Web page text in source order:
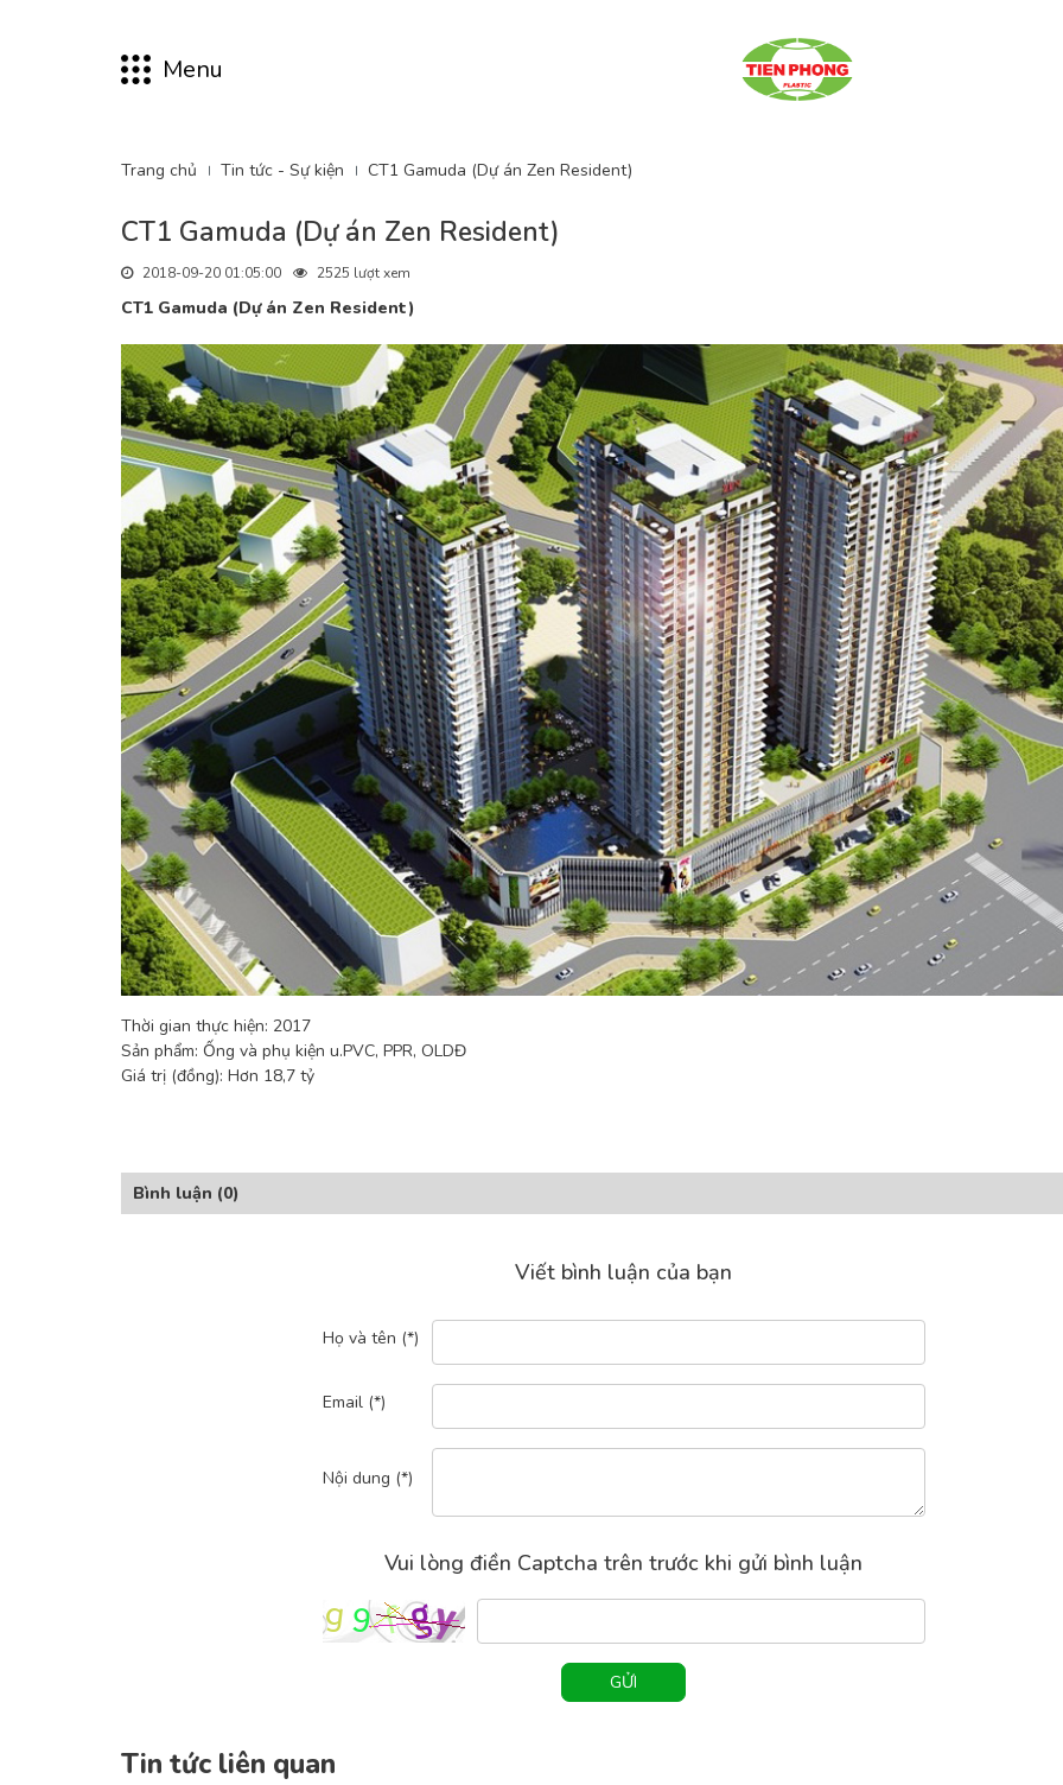
Menu
Trang chủ Tin tức - Sự kiện CT1 Gamuda (Dự án Zen Resident)
CT1 Gamuda (Dự án Zen Resident)
2018-09-20 01:05:00 2525 lượt xem
CT1 Gamuda (Dự án Zen Resident)
Thời gian thực hiện: 2017
Sản phẩm: Ống và phụ kiện u.PVC, PPR, OLDĐ
Giá trị (đồng): Hơn 18,7 tỷ
Bình luận (0)
Viết bình luận của bạn
Họ và tên (*)
Email (*)
Nội dung (*)
Vui lòng điền Captcha trên trước khi gửi bình luận
GỬI
Tin tức liên quan